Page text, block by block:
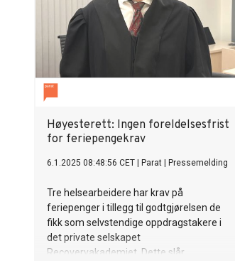
Høyesterett: Ingen foreldelsesfrist
for feriepengekrav
6.1.2025 08:48:56 CET Parat Pressemelding
Tre helsearbeidere har krav på
feriepenger i tillegg til godtgjørelsen de
fikk som selvstendige oppdragstakere i
det private selskapet
Recoveryakademiet. Dette slår